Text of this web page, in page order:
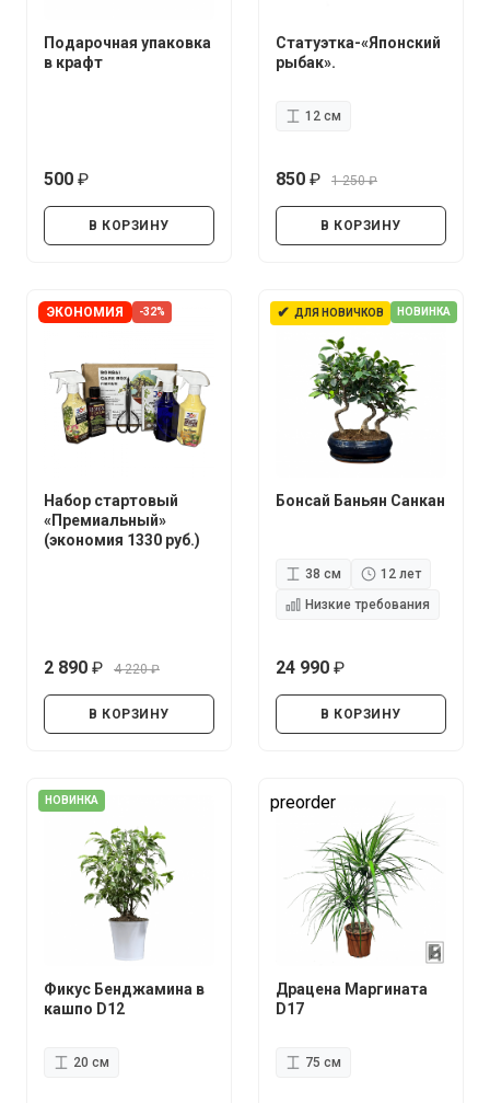
Подарочная упаковка
в крафт
500
В КОРЗИНУ
Статуэтка-«Японский
рыбак».
12 см
850
1 250
В КОРЗИНУ
ЭКОНОМИЯ -32%
Набор стартовый
«Премиальный»
(экономия 1330 руб.)
2 890
4 220
В КОРЗИНУ
✔ ДЛЯ НОВИЧКОВ НОВИНКА
Бонсай Баньян Санкан
38 см
12 лет
Низкие требования
24 990
В КОРЗИНУ
НОВИНКА
Фикус Бенджамина в
кашпо D12
20 см
preorder
Драцена Маргината
D17
75 см